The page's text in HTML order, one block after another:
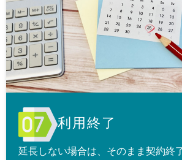
利用終了
延長しない場合は、そのまま契約終